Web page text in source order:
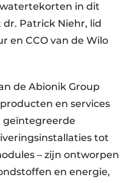
in dit
dr. Patrick Niehr, lid
en CCO van de Wilo
de Abionik Group
en services
geïntegreerde
tot
– zijn ontworpen
en energie,